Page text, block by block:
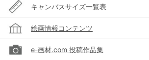
キャンバスサイズ一覧表
絵画情報コンテンツ
e-画材.com 投稿作品集